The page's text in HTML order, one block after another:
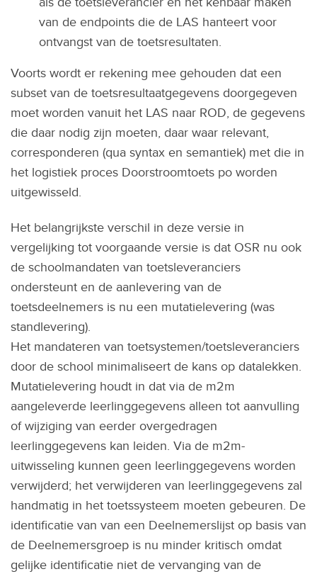
van de endpoints die de LAS hanteert voor
ontvangst van de toetsresultaten.
Voorts wordt er rekening mee gehouden dat een
subset van de toetsresultaatgegevens doorgegeven
moet worden vanuit het LAS naar ROD, de gegevens
die daar nodig zijn moeten, daar waar relevant,
corresponderen (qua syntax en semantiek) met die in
het logistiek proces Doorstroomtoets po worden
uitgewisseld.
Het belangrijkste verschil in deze versie in
vergelijking tot voorgaande versie is dat OSR nu ook
de schoolmandaten van toetsleveranciers
ondersteunt en de aanlevering van de
toetsdeelnemers is nu een mutatielevering (was
standlevering).
Het mandateren van toetsystemen/toetsleveranciers
door de school minimaliseert de kans op datalekken.
Mutatielevering houdt in dat via de m2m
aangeleverde leerlinggegevens alleen tot aanvulling
of wijziging van eerder overgedragen
leerlinggegevens kan leiden. Via de m2m-
uitwisseling kunnen geen leerlinggegevens worden
verwijderd; het verwijderen van leerlinggegevens zal
handmatig in het toetssysteem moeten gebeuren. De
identificatie van van een Deelnemerslijst op basis van
de Deelnemersgroep is nu minder kritisch omdat
gelijke identificatie niet de vervanging van de